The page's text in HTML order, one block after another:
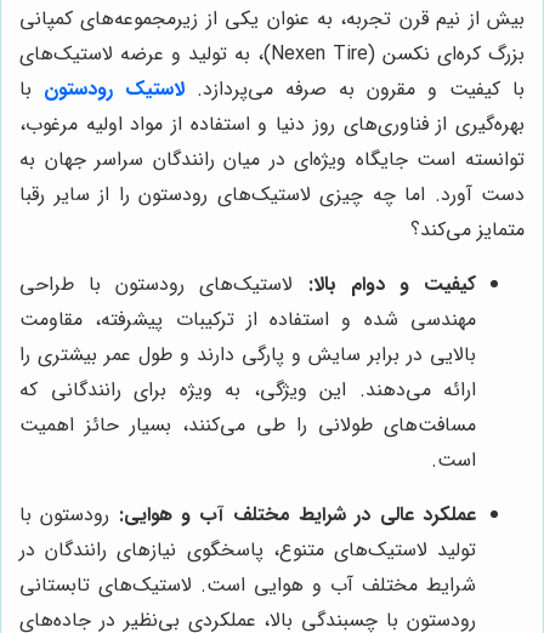
بیش از نیم قرن تجربه، به عنوان یکی از زیرمجموعه‌های کمپانی
بزرگ کره‌ای نکسن (Nexen Tire)، به تولید و عرضه لاستیک‌های
با کیفیت و مقرون به صرفه می‌پردازد. لاستیک رودستون با
بهره‌گیری از فناوری‌های روز دنیا و استفاده از مواد اولیه مرغوب،
توانسته است جایگاه ویژه‌ای در میان رانندگان سراسر جهان به
دست آورد. اما چه چیزی لاستیک‌های رودستون را از سایر رقبا
متمایز می‌کند؟
کیفیت و دوام بالا: لاستیک‌های رودستون با طراحی
مهندسی شده و استفاده از ترکیبات پیشرفته، مقاومت
بالایی در برابر سایش و پارگی دارند و طول عمر بیشتری را
ارائه می‌دهند. این ویژگی، به ویژه برای رانندگانی که
مسافت‌های طولانی را طی می‌کنند، بسیار حائز اهمیت
است.
عملکرد عالی در شرایط مختلف آب و هوایی: رودستون با
تولید لاستیک‌های متنوع، پاسخگوی نیازهای رانندگان در
شرایط مختلف آب و هوایی است. لاستیک‌های تابستانی
رودستون با چسبندگی بالا، عملکردی بی‌نظیر در جاده‌های